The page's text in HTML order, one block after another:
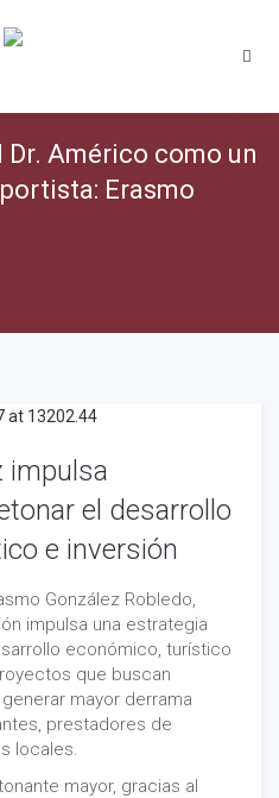
Américo como un
Erasmo
impulsa
el desarrollo
e inversión
González Robledo,
impulsa una estrategia
económico, turístico
que buscan
mayor derrama
prestadores de
locales.
mayor, gracias al